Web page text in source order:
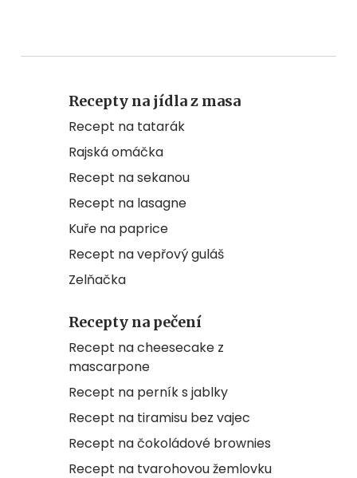
Recepty na jídla z masa
Recept na tatarák
Rajská omáčka
Recept na sekanou
Recept na lasagne
Kuře na paprice
Recept na vepřový guláš
Zelňačka
Recepty na pečení
Recept na cheesecake z
mascarpone
Recept na perník s jablky
Recept na tiramisu bez vajec
Recept na čokoládové brownies
Recept na tvarohovou žemlovku